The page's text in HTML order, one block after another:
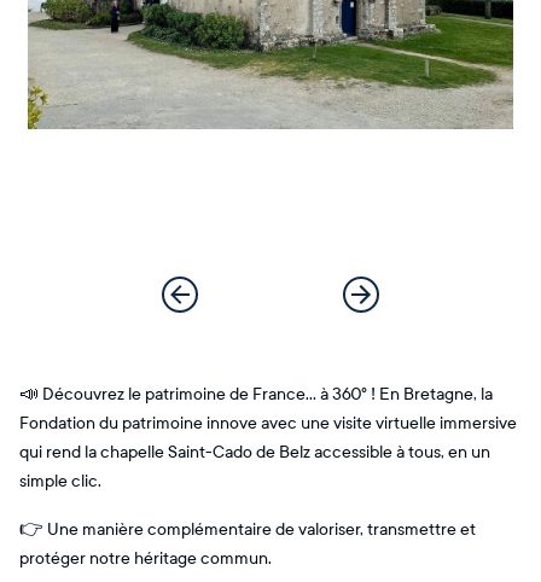
📣 Découvrez le patrimoine de France… à 360° ! En Bretagne, la
Fondation du patrimoine innove avec une visite virtuelle immersive
qui rend la chapelle Saint-Cado de Belz accessible à tous, en un
simple clic.
👉 Une manière complémentaire de valoriser, transmettre et
protéger notre héritage commun.